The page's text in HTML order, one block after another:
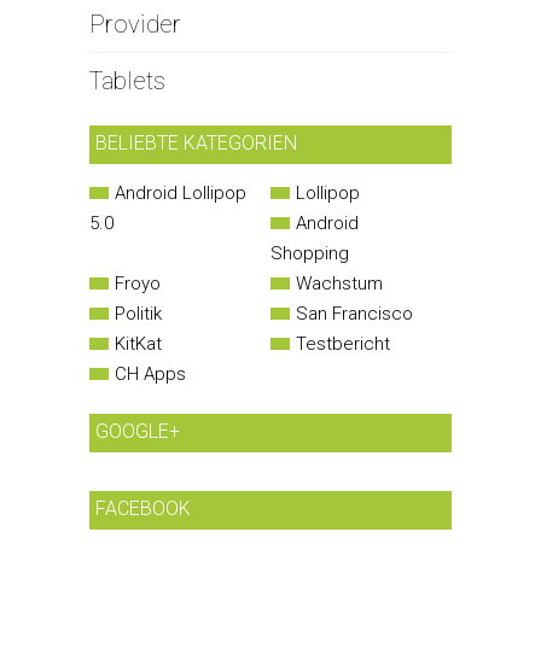
Provider
Tablets
BELIEBTE KATEGORIEN
Android Lollipop
5.0
Lollipop
Android
Shopping
Froyo
Wachstum
Politik
San Francisco
KitKat
Testbericht
CH Apps
GOOGLE+
FACEBOOK